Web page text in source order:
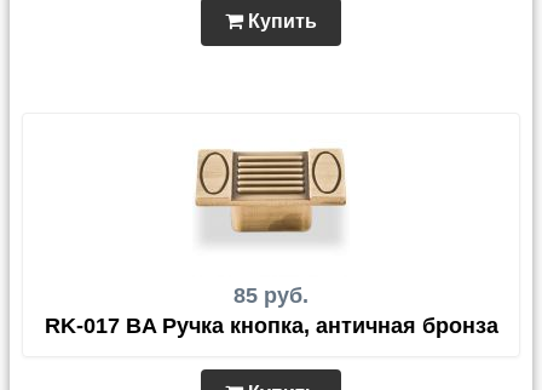
Купить
85 руб.
RK-017 BA Ручка кнопка, античная бронза